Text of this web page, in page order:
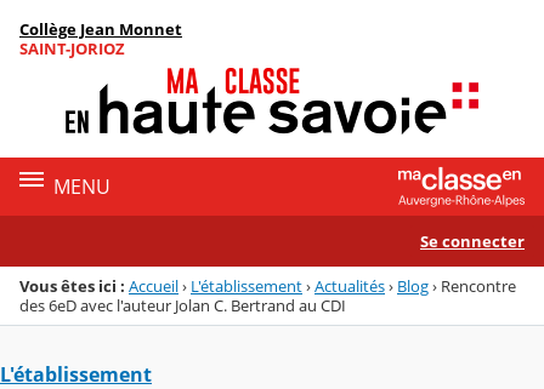
Menu de la rubrique
Contenu
Collège Jean Monnet
SAINT-JORIOZ
MENU
Se connecter
Vous êtes ici : Accueil› L'établissement›Actualités› Blog› Rencontre
des 6eD avec l'auteur Jolan C. Bertrand au CDI
L'établissement